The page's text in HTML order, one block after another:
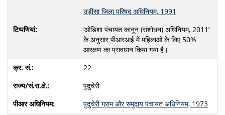
उड़ीसा जिला परिषद अधिनियम, 1991
‘ओडिशा पंचायत कानून (संशोधन) अधिनियम, 2011’
के अनुसार पीआरआई में महिलाओं के लिए 50%
आरक्षण का प्रावधान किया गया है।
22
पुदुचेरी
पुदुचेरी ग्राम और समुदाय पंचायत अधिनियम, 1973